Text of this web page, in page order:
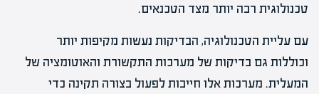
טכנולוגית רבה יותר מצד הטכנאים.
עם עליית הטכנולוגיה, הבדיקות נעשות מקיפות יותר
וכוללות גם בדיקות של מערכות התקשורת והאוטומציה של
המעלית. מערכות אלו חייבות לפעול בצורה תקינה כדי